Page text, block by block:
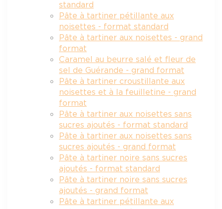
standard
Pâte à tartiner pétillante aux
noisettes - format standard
Pâte à tartiner aux noisettes - grand
format
Caramel au beurre salé et fleur de
sel de Guérande - grand format
Pâte à tartiner croustillante aux
noisettes et à la feuilletine - grand
format
Pâte à tartiner aux noisettes sans
sucres ajoutés - format standard
Pâte à tartiner aux noisettes sans
sucres ajoutés - grand format
Pâte à tartiner noire sans sucres
ajoutés - format standard
Pâte à tartiner noire sans sucres
ajoutés - grand format
Pâte à tartiner pétillante aux